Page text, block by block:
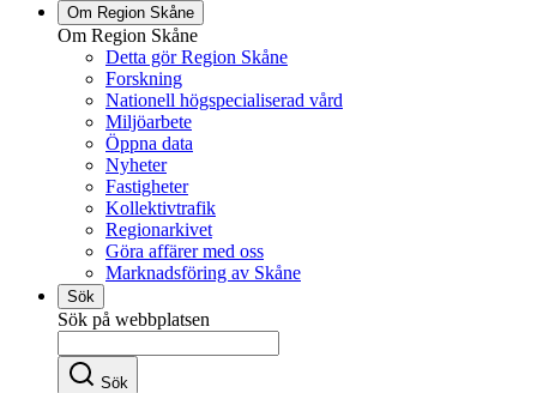
Om Region Skåne
Om Region Skåne
Detta gör Region Skåne
Forskning
Nationell högspecialiserad vård
Miljöarbete
Öppna data
Nyheter
Fastigheter
Kollektivtrafik
Regionarkivet
Göra affärer med oss
Marknadsföring av Skåne
Sök
Sök på webbplatsen
Sök